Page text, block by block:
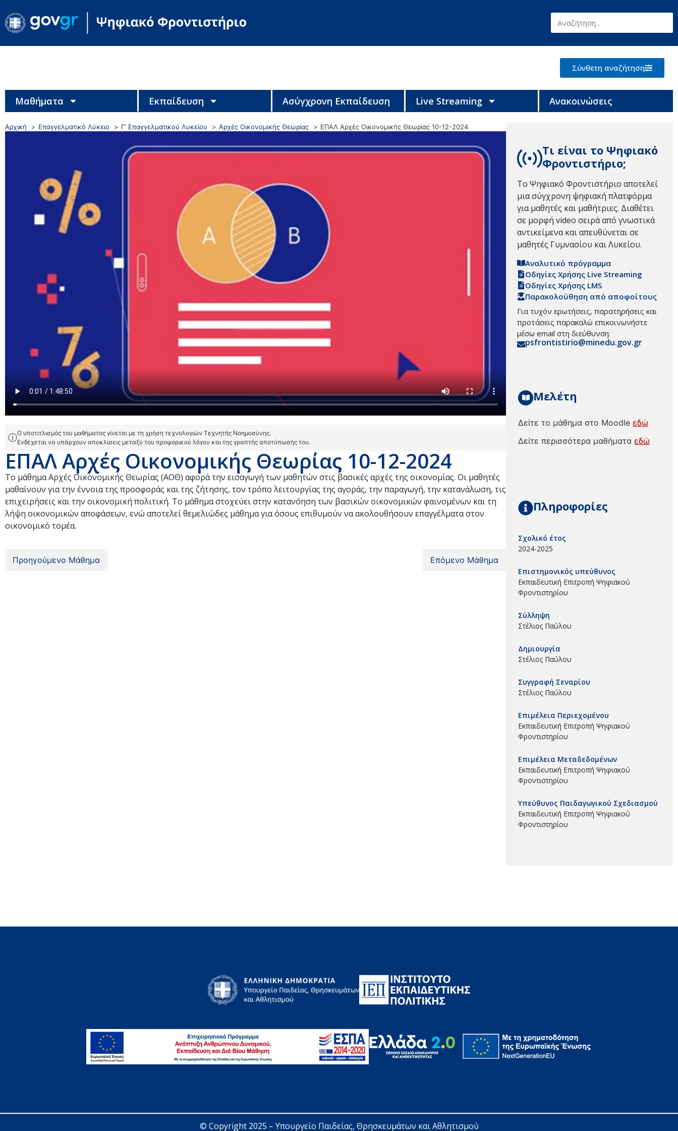
Σύνθετη αναζήτηση
Μαθήματα Εκπαίδευση Ασύγχρονη Εκπαίδευση Live Streaming Ανακοινώσεις
Αρχική Επαγγελματικό Λύκειο Γ' Επαγγελματικού Λυκείου Αρχές Οικονομικής Θεωρίας ΕΠΑΛ Αρχές Οικονομικής Θεωρίας 10-12-2024
ⓘΟ υποτιτλισμός του μαθήματος γίνεται με τη χρήση τεχνολογιών Τεχνητής Νοημοσύνης.
Ενδέχεται να υπάρχουν αποκλίσεις μεταξύ του προφορικού λόγου και της γραπτής αποτύπωσής του.
ΕΠΑΛ Αρχές Οικονομικής Θεωρίας 10-12-2024
Το μάθημα Αρχές Οικονομικής Θεωρίας (ΑΟΘ) αφορά την εισαγωγή των μαθητών στις βασικές αρχές της οικονομίας. Οι μαθητές
μαθαίνουν για την έννοια της προσφοράς και της ζήτησης, τον τρόπο λειτουργίας της αγοράς, την παραγωγή, την κατανάλωση, τις
επιχειρήσεις και την οικονομική πολιτική. Το μάθημα στοχεύει στην κατανόηση των βασικών οικονομικών φαινομένων και τη
λήψη οικονομικών αποφάσεων, ενώ αποτελεί θεμελιώδες μάθημα για όσους επιθυμούν να ακολουθήσουν επαγγέλματα στον
οικονομικό τομέα.
Προηγούμενο Μάθημα Επόμενο Μάθημα
Τι είναι το Ψηφιακό
Φροντιστήριο;
Το Ψηφιακό Φροντιστήριο αποτελεί
μια σύγχρονη ψηφιακή πλατφόρμα
για μαθητές και μαθήτριες. Διαθέτει
σε μορφή video σειρά από γνωστικά
αντικείμενα και απευθύνεται σε
μαθητές Γυμνασίου και Λυκείου.
Αναλυτικό πρόγραμμα
Οδηγίες Χρήσης Live Streaming
Οδηγίες Χρήσης LMS
Παρακολούθηση από αποφοίτους
Για τυχόν ερωτήσεις, παρατηρήσεις και
προτάσεις παρακαλώ επικοινωνήστε
μέσω email στη διεύθυνση:
psfrontistirio@minedu.gov.gr
Μελέτη
Δείτε το μάθημα στο Moodle εδώ
Δείτε περισσότερα μαθήματα εδώ
Πληροφορίες
Σχολικό έτος
2024-2025
Επιστημονικός υπεύθυνος
Εκπαιδευτική Επιτροπή Ψηφιακού
Φροντιστηρίου
Σύλληψη
Στέλιος Παύλου
Δημιουργία
Στέλιος Παύλου
Συγγραφή Σεναρίου
Στέλιος Παύλου
Επιμέλεια Περιεχομένου
Εκπαιδευτική Επιτροπή Ψηφιακού
Φροντιστηρίου
Επιμέλεια Μεταδεδομένων
Εκπαιδευτική Επιτροπή Ψηφιακού
Φροντιστηρίου
Υπεύθυνος Παιδαγωγικού Σχεδιασμού
Εκπαιδευτική Επιτροπή Ψηφιακού
Φροντιστηρίου
© Copyright 2025 – Υπουργείο Παιδείας, Θρησκευμάτων και Αθλητισμού